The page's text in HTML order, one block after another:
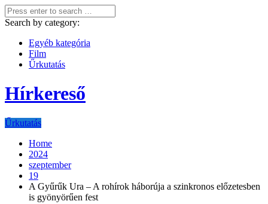
Search by category:
Egyéb kategória
Film
Űrkutatás
Hírkereső
Űrkutatás
Home
2024
szeptember
19
A Gyűrűk Ura – A rohírok háborúja a szinkronos előzetesben
is gyönyörűen fest